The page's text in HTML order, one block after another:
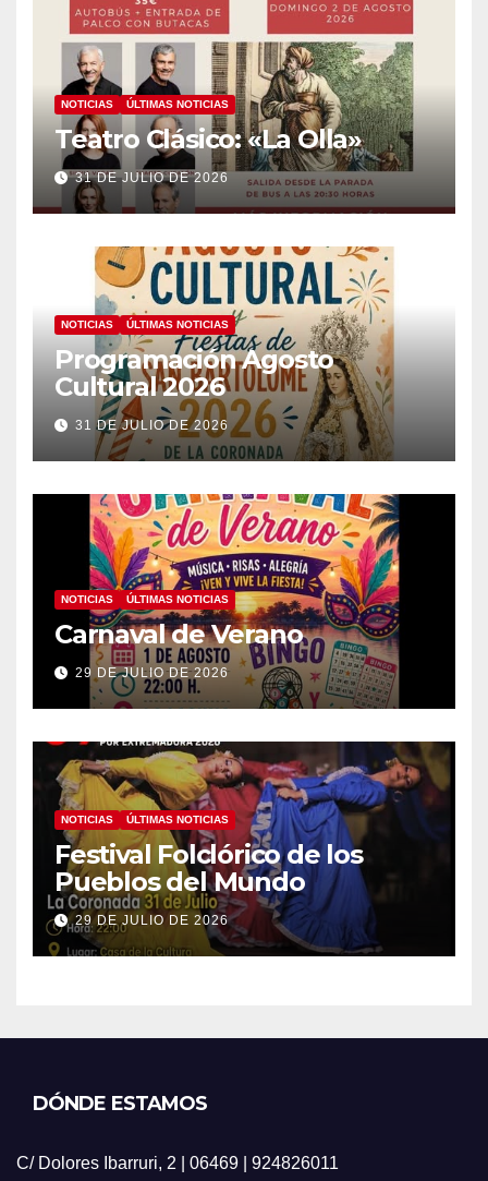
NOTICIAS ÚLTIMAS NOTICIAS
Teatro Clásico: «La Olla»
31 DE JULIO DE 2026
NOTICIAS ÚLTIMAS NOTICIAS
Programación Agosto
Cultural 2026
31 DE JULIO DE 2026
NOTICIAS ÚLTIMAS NOTICIAS
Carnaval de Verano
29 DE JULIO DE 2026
NOTICIAS ÚLTIMAS NOTICIAS
Festival Folclórico de los
Pueblos del Mundo
29 DE JULIO DE 2026
DÓNDE ESTAMOS
C/ Dolores Ibarruri, 2 | 06469 | 924826011